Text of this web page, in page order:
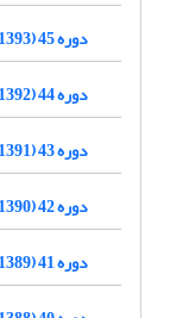
دوره 45 (1393)
دوره 44 (1392)
دوره 43 (1391)
دوره 42 (1390)
دوره 41 (1389)